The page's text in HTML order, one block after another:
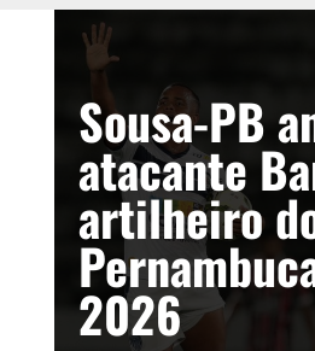
Sousa-PB
atacante
artilheiro
2026